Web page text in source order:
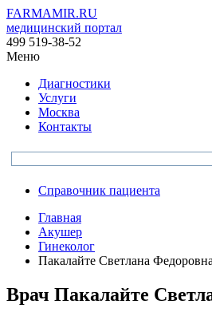
FARMAMIR.RU
медицинский портал
499 519-38-52
Меню
Диагностики
Услуги
Москва
Контакты
Справочник пациента
Главная
Акушер
Гинеколог
Пакалайте Светлана Федоровна
Врач Пакалайте